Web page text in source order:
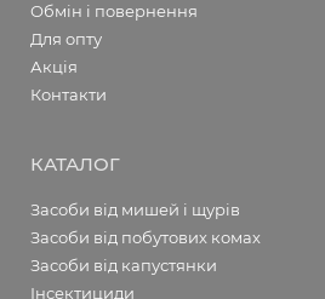
Обмін і повернення
Для опту
Акція
Контакти
КАТАЛОГ
Засоби від мишей і щурів
Засоби від побутових комах
Засоби від капустянки
Інсектициди